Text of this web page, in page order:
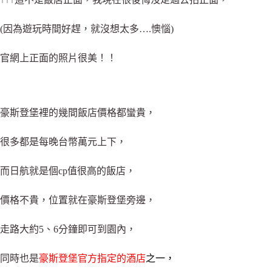
(因為遊玩時間好趕，就沒想太多….懊惱)
官網上正面的照片很美！！
豪斯登堡裡的幾間飯店價格都蠻貴，
很多都是每晚台幣萬元上下，
而日航就是個cp值很高的飯店，
價格不貴，位置就在豪斯登堡旁邊，
走路大約5、6分鐘即可到園內，
同時也是豪斯登堡官方指定的酒店之一，